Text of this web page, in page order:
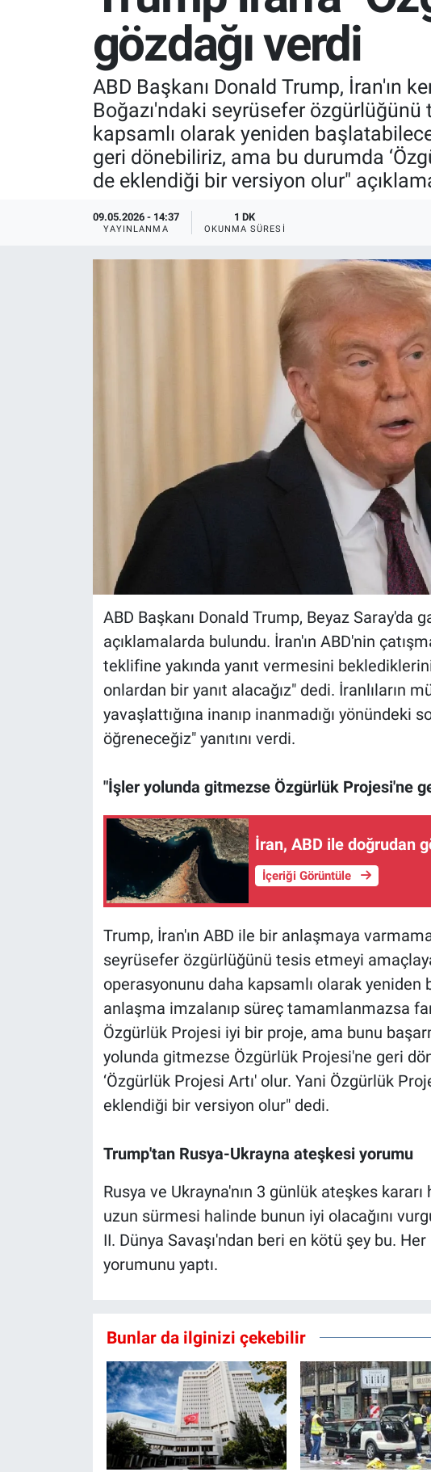
gözdağı verdi
ABD Başkanı Donald Trump, İran'ın
Boğazı'ndaki seyrüsefer
kapsamlı olarak yeniden
geri dönebiliriz, ama bu durumda
de eklendiği bir versiyon olur"
09.05.2026 - 14:37
YAYINLANMA
1 DK
OKUNMA SÜRESI
ABD Başkanı Donald Trump, Beyaz Saray'da
açıklamalarda bulundu. İran'ın ABD'nin
teklifine yakında yanıt vermesini
onlardan bir yanıt alacağız" dedi. İranlıların
yavaşlattığına inanıp inanmadığı yönündeki
öğreneceğiz" yanıtını verdi.
"İşler yolunda gitmezse Özgürlük Projesi'ne
İran, ABD ile doğrudan
İçeriği Görüntüle
Trump, İran'ın ABD ile bir anlaşmaya
seyrüsefer özgürlüğünü tesis etmeyi
operasyonunu daha kapsamlı olarak
anlaşma imzalanıp süreç tamamlanmazsa
Özgürlük Projesi iyi bir proje, ama bunu
yolunda gitmezse Özgürlük Projesi'ne geri
‘Özgürlük Projesi Artı' olur. Yani Özgürlük
eklendiği bir versiyon olur" dedi.
Trump'tan Rusya-Ukrayna ateşkesi yorumu
Rusya ve Ukrayna'nın 3 günlük ateşkes
uzun sürmesi halinde bunun iyi olacağını
II. Dünya Savaşı'ndan beri en kötü şey bu. Her
yorumunu yaptı.
Bunlar da ilginizi çekebilir
RESMİ İLANLAR